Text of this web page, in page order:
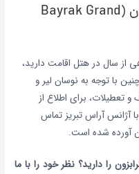
قیمت هتل بایراک گرند ترابزون (Bayrak Grand
از سال در هتل اقامت دارید،
با توجه به نوسان لیر و
تعطیلات، برای اطلاع از
آژانس آراس تبریز تماس
آورده شده است.
را دارید؟ نظر خود را با ما